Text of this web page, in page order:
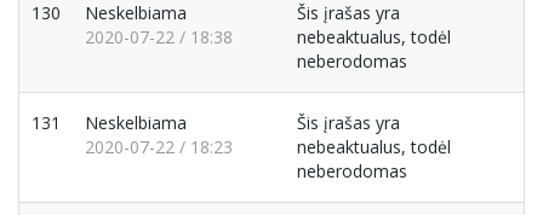
130
Neskelbiama
2020-07-22 / 18:38
Šis įrašas yra
nebeaktualus, todėl
neberodomas
131
Neskelbiama
2020-07-22 / 18:23
Šis įrašas yra
nebeaktualus, todėl
neberodomas